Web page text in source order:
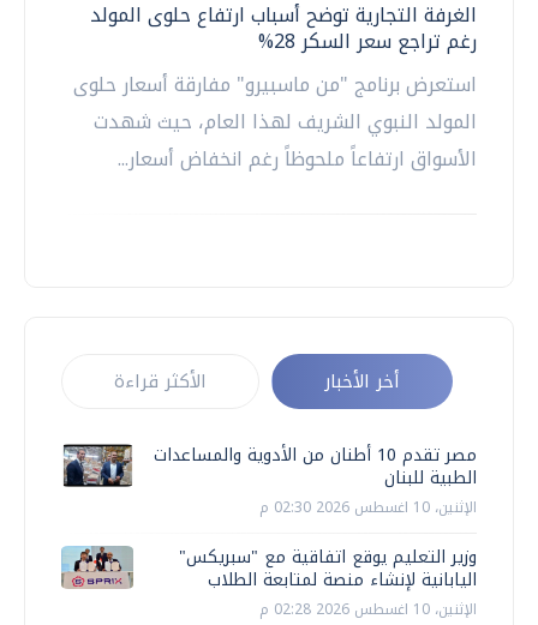
الغرفة التجارية توضح أسباب ارتفاع حلوى المولد
رغم تراجع سعر السكر 28%
استعرض برنامج "من ماسبيرو" مفارقة أسعار حلوى
المولد النبوي الشريف لهذا العام، حيث شهدت
الأسواق ارتفاعاً ملحوظاً رغم انخفاض أسعار...
أخر الأخبار الأكثر قراءة
مصر تقدم 10 أطنان من الأدوية والمساعدات
الطبية للبنان
الإثنين، 10 اغسطس 2026 02:30 م
وزير التعليم يوقع اتفاقية مع "سبريكس"
اليابانية لإنشاء منصة لمتابعة الطلاب
الإثنين، 10 اغسطس 2026 02:28 م